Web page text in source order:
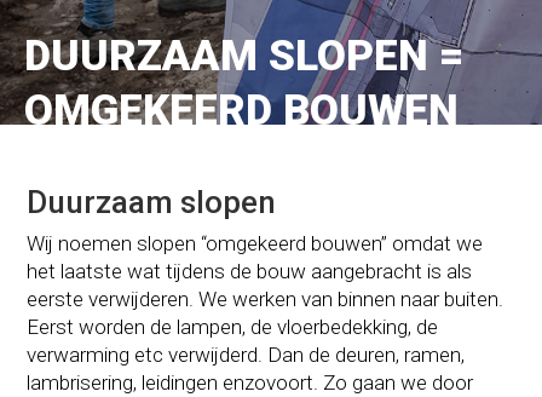
DUURZAAM SLOPEN =
OMGEKEERD BOUWEN
Duurzaam slopen
Wij noemen slopen “omgekeerd bouwen” omdat we
het laatste wat tijdens de bouw aangebracht is als
eerste verwijderen.We werken van binnen naar buiten.
Eerst worden de lampen, de vloerbedekking, de
verwarming etc verwijderd. Dan de deuren, ramen,
lambrisering, leidingen enzovoort. Zo gaan we door